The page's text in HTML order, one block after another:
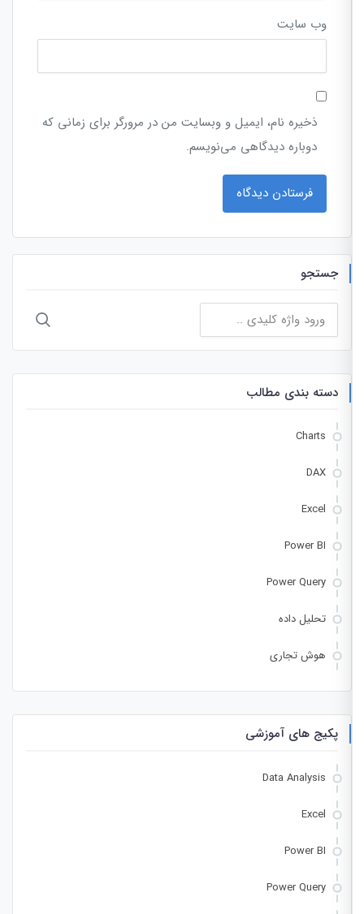
وب‌ سایت
ذخیره نام، ایمیل و وبسایت من در مرورگر برای زمانی که
دوباره دیدگاهی می‌نویسم.
جستجو
جستجو
برای:
دسته بندی مطالب
Charts
DAX
Excel
Power BI
Power Query
تحلیل داده
هوش تجاری
پکیج های آموزشی
Data Analysis
Excel
Power BI
Power Query